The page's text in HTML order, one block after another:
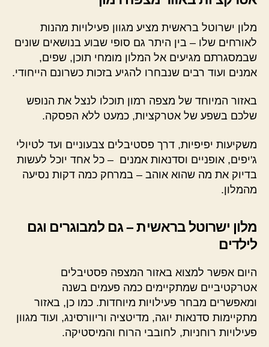
מלון ישרוטל בראשית מציע מגוון פעילויות מהנות
לאורחים שלו – בין היתר גם סופי שבוע בנושאים שונים
שבמסגרתם מגיעים אל המלון מומחי תוכן, שפים,
אמנים ועוד רבים שנבחרו להגיע בזכות כשרונם הייחודי.
באזור המיוחד של מצפה רמון תוכלו לנצל את הנופש
שלכם בשפע של אטרקציות, כמעט ללא הפסקה.
משקיעות יפיפיות, דרך פסטיבלים צבעוניים ועד לטיולי
ג'יפים, אופניים וסדנאות אמנים – כל אחד יוכל לעשות
בדיוק את מה שהוא אוהב – במרחק כמה דקות נסיעה
מהמלון.
מלון ישרוטל בראשית – גם למבוגרים וגם
לילדים
היום אפשר למצוא באזור המצפה פסטיבלים
אטרקטיביים שמתקיימים כמה פעמים בשנה
ומאפשרים מבחר פעילויות מיוחדות. כמו כן, באזור
מתקיימות סדנאות יוגה, מדיטציה וריוורסינג, ועוד מגוון
פעילויות רוחניות, לחובבי הרוח והמיסטיקה.